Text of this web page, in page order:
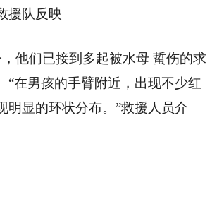
援队反映
他们已接到多起被水母 蜇伤的求
“在男孩的手臂附近，出现不少红
明显的环状分布。”救援人员介